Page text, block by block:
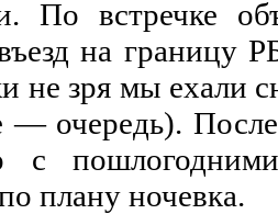
По встречке
на границу
не зря мыехали
— очередь).
с
плану ночевка.